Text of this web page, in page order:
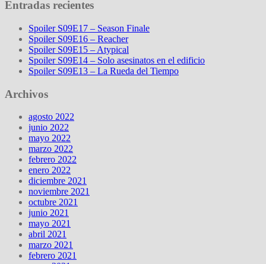
Entradas recientes
Spoiler S09E17 – Season Finale
Spoiler S09E16 – Reacher
Spoiler S09E15 – Atypical
Spoiler S09E14 – Solo asesinatos en el edificio
Spoiler S09E13 – La Rueda del Tiempo
Archivos
agosto 2022
junio 2022
mayo 2022
marzo 2022
febrero 2022
enero 2022
diciembre 2021
noviembre 2021
octubre 2021
junio 2021
mayo 2021
abril 2021
marzo 2021
febrero 2021